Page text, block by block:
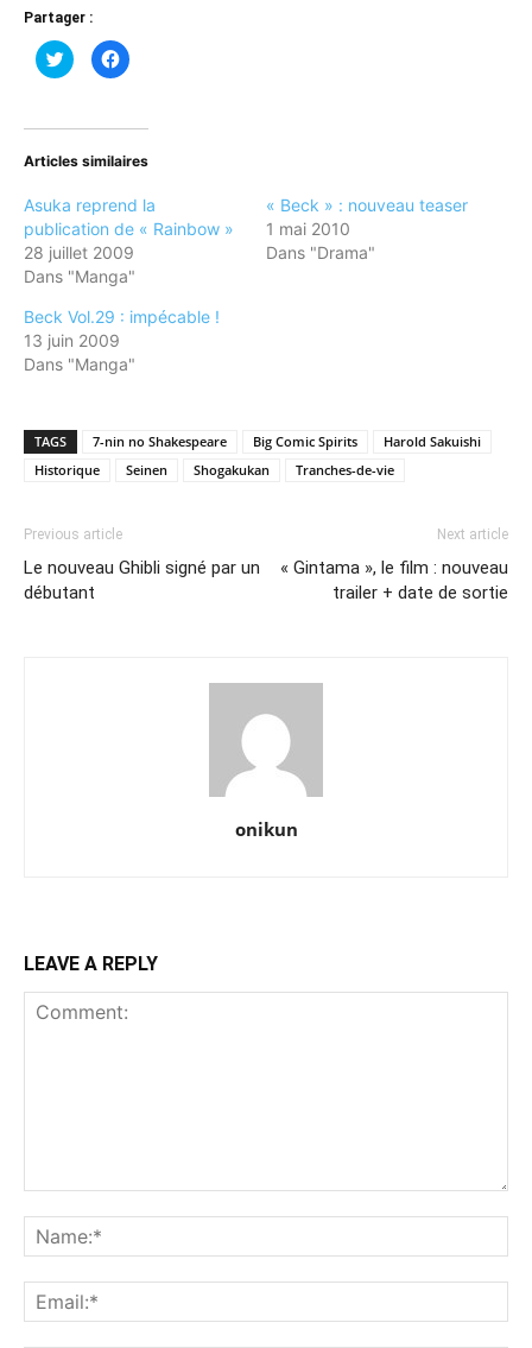
Partager :
Cliquez
pour
partager
dans
nouvelle
fenêtre)
Cliquez
pour
dans
nouvelle
fenêtre)
Articles similaires
Asuka reprend la
publication de « Rainbow »
28 juillet 2009
Dans "Manga"
« Beck » : nouveau teaser
1 mai 2010
Dans "Drama"
Beck Vol.29 : impécable !
13 juin 2009
Dans "Manga"
TAGS 7-nin no Shakespeare Big Comic Spirits
Harold Sakuishi
Historique
Seinen Shogakukan Tranches-de-vie
Previous article
Le nouveau Ghibli signé par un
débutant
Next article
« Gintama », le film : nouveau
trailer + date de sortie
onikun
LEAVE A REPLY